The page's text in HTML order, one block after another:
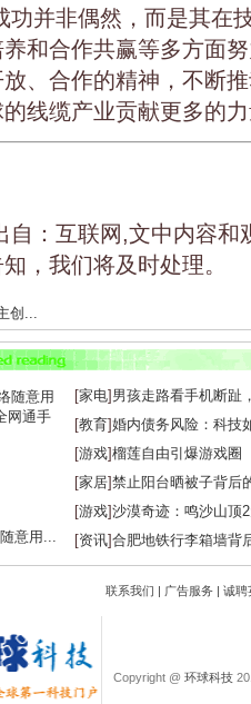
功并非偶然，而是其在
和合作共赢等多方面
、合作的精神，不断
线缆产业贡献更多的
自：互联网,文中内容和
，我们将及时处理。
创...
告：营收...
意用...
[家电] 男孩走路看手机断趾
[教育]婚内债务风险：科技
[游戏]榴莲自由引爆游戏圈
[家居]禁止阳台晒被子背后
[游戏]沙漠奇迹：鸣沙山顶
[资讯]合肥地铁行李箱墙背
联系我们 | 广告服务 | 诚聘
Copyright @ 环球科技